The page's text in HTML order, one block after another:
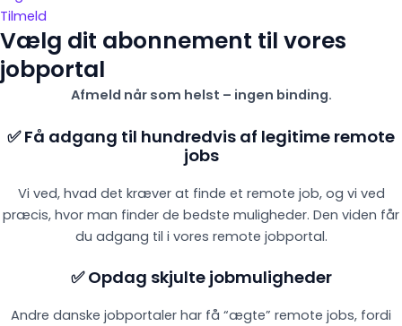
Tilmeld
Vælg dit abonnement til vores
jobportal
Afmeld når som helst – ingen binding.
✅ Få adgang til hundredvis af legitime remote
jobs
Vi ved, hvad det kræver at finde et remote job, og vi ved
præcis, hvor man finder de bedste muligheder. Den viden får
du adgang til i vores remote jobportal.
✅ Opdag skjulte jobmuligheder
Andre danske jobportaler har få “ægte” remote jobs, fordi